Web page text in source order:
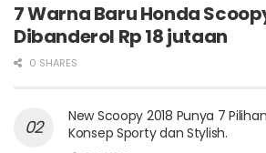
7 Warna Baru Honda
Dibanderol Rp 18 jutaan
0 SHARES
New Scoopy 2018 Punya 7
Konsep Sporty dan Stylish.